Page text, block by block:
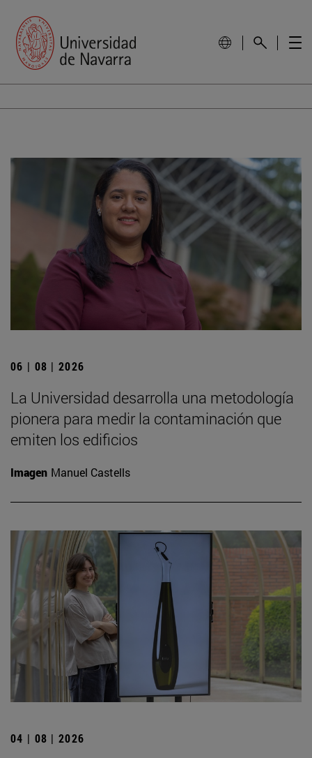
06 | 08 | 2026
La Universidad desarrolla una metodología
pionera para medir la contaminación que
emiten los edificios
Imagen Manuel Castells
04 | 08 | 2026